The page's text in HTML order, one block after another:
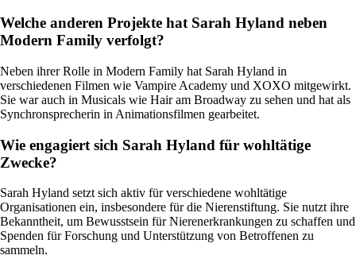
Welche anderen Projekte hat Sarah Hyland neben
Modern Family verfolgt?
Neben ihrer Rolle in Modern Family hat Sarah Hyland in
verschiedenen Filmen wie Vampire Academy und XOXO mitgewirkt.
Sie war auch in Musicals wie Hair am Broadway zu sehen und hat als
Synchronsprecherin in Animationsfilmen gearbeitet.
Wie engagiert sich Sarah Hyland für wohltätige
Zwecke?
Sarah Hyland setzt sich aktiv für verschiedene wohltätige
Organisationen ein, insbesondere für die Nierenstiftung. Sie nutzt ihre
Bekanntheit, um Bewusstsein für Nierenerkrankungen zu schaffen und
Spenden für Forschung und Unterstützung von Betroffenen zu
sammeln.